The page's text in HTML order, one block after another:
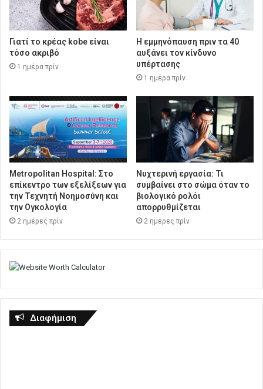
Γιατί το κρέας kobe είναι
τόσο ακριβό
1 ημέρα πρίν
Η εμμηνόπαυση πριν τα 40
αυξάνει τον κίνδυνο
υπέρτασης
1 ημέρα πρίν
Metropolitan Hospital: Στο
επίκεντρο των εξελίξεων για
την Τεχνητή Νοημοσύνη και
την Ογκολογία
2 ημέρες πρίν
Νυχτερινή εργασία: Τι
συμβαίνει στο σώμα όταν το
βιολογικό ρολόι
απορρυθμίζεται
2 ημέρες πρίν
Διαφήμιση